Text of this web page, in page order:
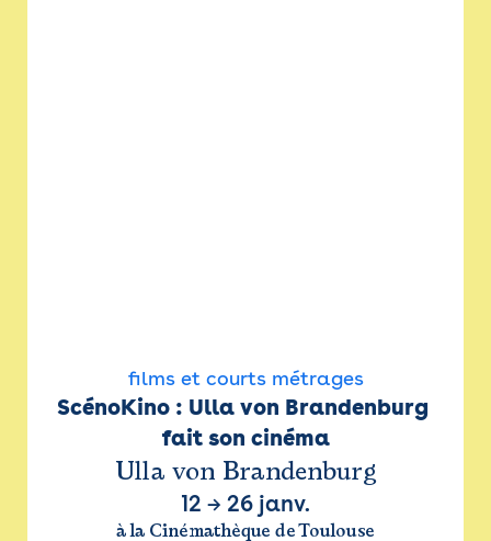
films et courts métrages
ScénoKino : Ulla von Brandenburg
fait son cinéma
Ulla von Brandenburg
12 → 26 janv.
à la Cinémathèque de Toulouse